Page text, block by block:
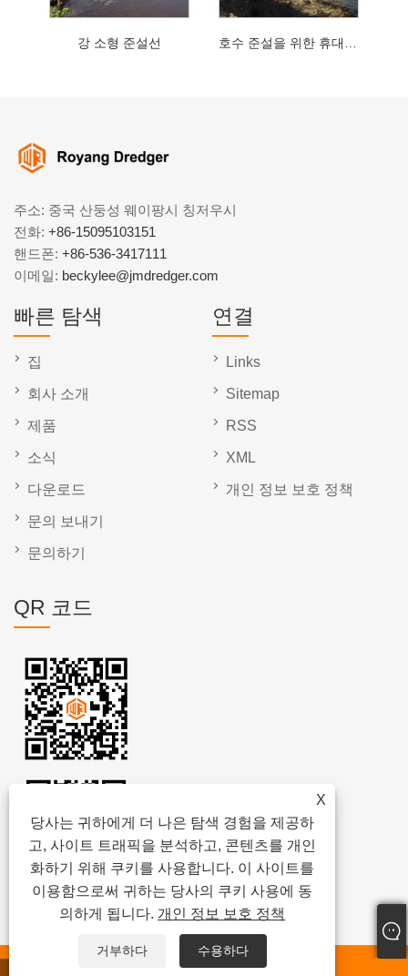
강 소형 준설선
X
당사는 귀하에게 더 나은 탐색 경험을 제공하
고, 사이트 트래픽을 분석하고, 콘텐츠를 개인
화하기 위해 쿠키를 사용합니다. 이 사이트를
이용함으로써 귀하는 당사의 쿠키 사용에 동
의하게 됩니다. 개인 정보 보호 정책
거부하다 수용하다
주소: 중국 산둥성 웨이팡시 칭저우시
전화: +86-15095103151
핸드폰: +86-536-3417111
이메일: beckylee@jmdredger.com
빠른 탐색
집
회사 소개
제품
소식
다운로드
문의 보내기
문의하기
연결
Links
Sitemap
RSS
XML
개인 정보 보호 정책
QR 코드
웨이팡 진멍 준설기 유한회사모든 권리 보유.